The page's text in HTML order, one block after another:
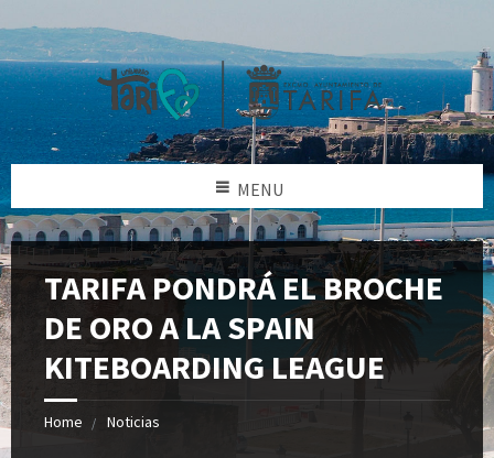
MENU
TARIFA PONDRÁ EL BROCHE
DE ORO A LA SPAIN
KITEBOARDING LEAGUE
Home Noticias